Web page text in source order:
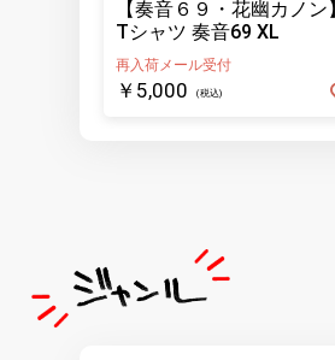
【奏音６９・花幽カノン】
Tシャツ 奏音69 XL
再入荷メール受付
￥5,000 (税込)